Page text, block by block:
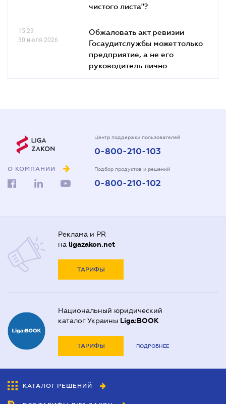
чистого листа"?
15.29
30 июля 2026
Обжаловать акт ревизии
Госаудитслужбы может только
предприятие, а не его
руководитель лично
О КОМПАНИИ
Центр поддержки пользователей
0-800-210-103
Подбор продуктов и решений
0-800-210-102
Реклама и PR
на ligazakon.net
ТАРИФЫ
Национальный юридический
каталог Украины Liga:BOOK
ТАРИФЫ ПОДРОБНЕЕ
КАТАЛОГ РЕШЕНИЙ